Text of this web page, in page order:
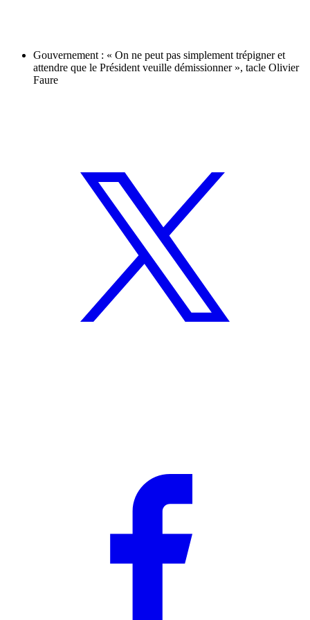
Gouvernement : « On ne peut pas simplement trépigner et
attendre que le Président veuille démissionner », tacle Olivier
Faure